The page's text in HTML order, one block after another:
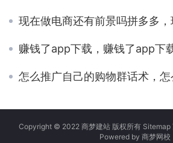
现在做电商还有前景吗拼多多，现在做电商
赚钱了app下载，赚钱了app下
怎么推广自己的购物群话术，怎么推广
Copyright © 2022 商梦建站 版权所有 Sitemap
Powered by 商梦网校